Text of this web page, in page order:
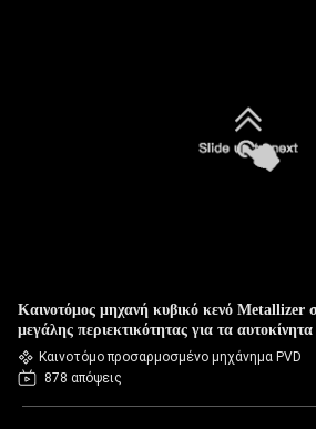
Καινοτόμος μηχανή κυβικό κενό Metallizer
μεγάλης περιεκτικότητας για τα
Καινοτόμο προσαρμοσμένο μηχάνημα PVD
878 απόψεις